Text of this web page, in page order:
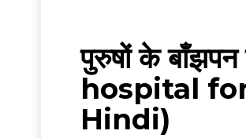
पुरुषों के
hospital
Hindi)